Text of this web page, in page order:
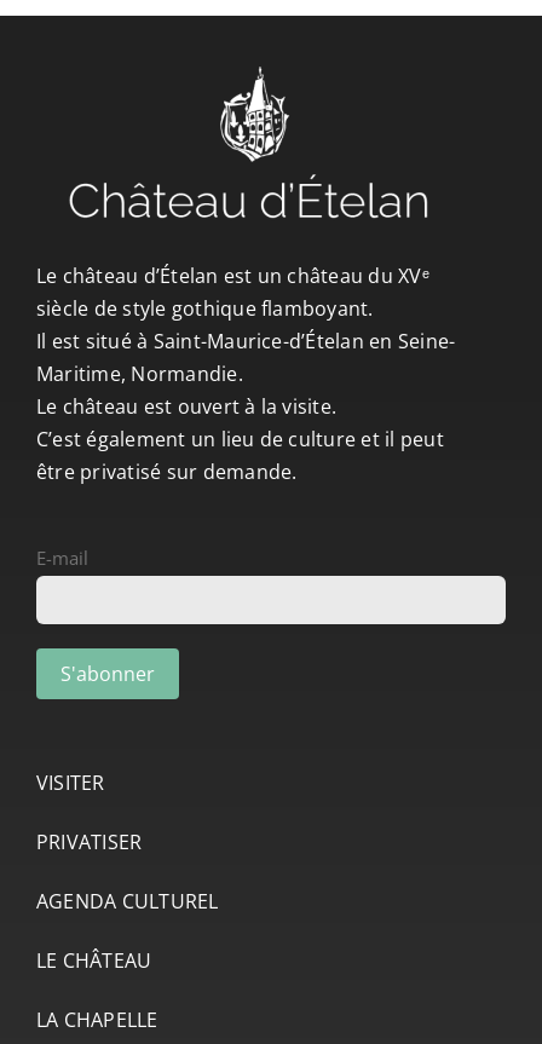
Le château d’Ételan est un château du XVᵉ
siècle de style gothique flamboyant.
Il est situé à Saint-Maurice-d’Ételan en Seine-
Maritime, Normandie.
Le château est ouvert à la visite.
C’est également un lieu de culture et il peut
être privatisé sur demande.
E-mail
VISITER
PRIVATISER
AGENDA CULTUREL
LE CHÂTEAU
LA CHAPELLE